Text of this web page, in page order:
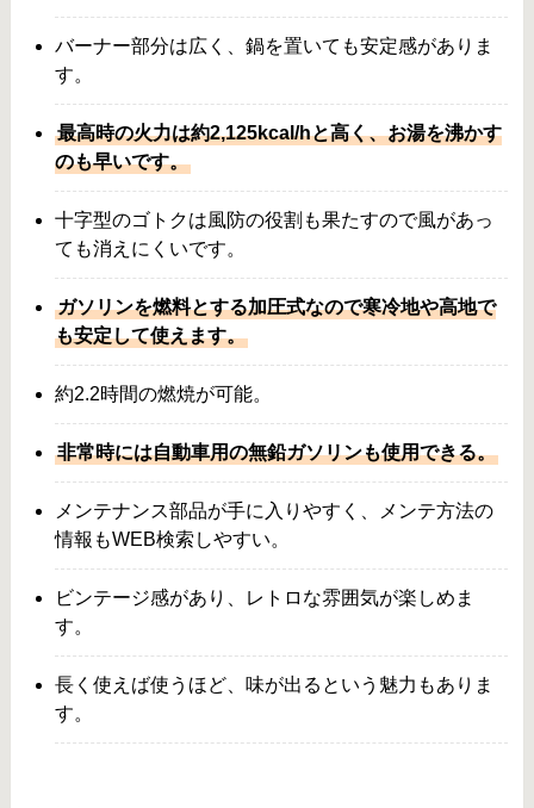
バーナー部分は広く、鍋を置いても安定感がありま
す。
最高時の火力は約2,125kcal/hと高く、お湯を沸かす
のも早いです。
十字型のゴトクは風防の役割も果たすので風があっ
ても消えにくいです。
ガソリンを燃料とする加圧式なので寒冷地や高地で
も安定して使えます。
約2.2時間の燃焼が可能。
非常時には自動車用の無鉛ガソリンも使用できる。
メンテナンス部品が手に入りやすく、メンテ方法の
情報もWEB検索しやすい。
ビンテージ感があり、レトロな雰囲気が楽しめま
す。
長く使えば使うほど、味が出るという魅力もありま
す。